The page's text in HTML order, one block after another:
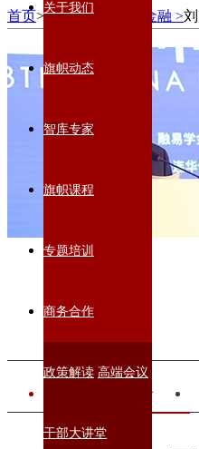
关于我们
旗帜动态
智库专家
旗帜课程
专题培训
商务合作
政策解读 高端会议
干部大讲堂
首页>智库专家> 经济金融 >
刘克崮简介